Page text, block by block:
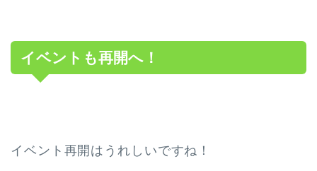
イベントも再開へ！
イベント再開はうれしいですね！